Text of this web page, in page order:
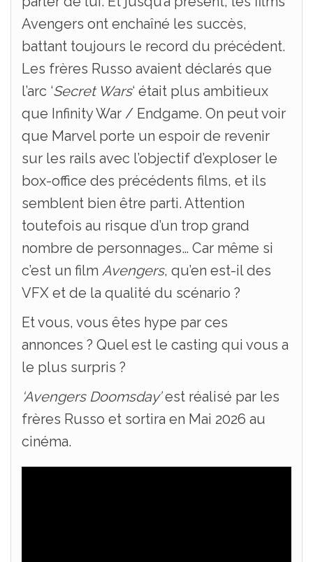
Avengers ont enchaîné les succès,
battant toujours le record du précédent.
Les frères Russo avaient déclarés que
l’arc ‘Secret Wars‘ était plus ambitieux
que Infinity War / Endgame. On peut voir
que Marvel porte un espoir de revenir
sur les rails avec l’objectif d’exploser le
box-office des précédents films, et ils
semblent bien être parti. Attention
toutefois au risque d’un trop grand
nombre de personnages… Car même si
c’est un film Avengers, qu’en est-il des
VFX et de la qualité du scénario ?
Et vous, vous êtes hype par ces
annonces ? Quel est le casting qui vous a
le plus surpris ?
‘Avengers Doomsday’est réalisé par les
frères Russo et sortira en Mai 2026 au
cinéma.